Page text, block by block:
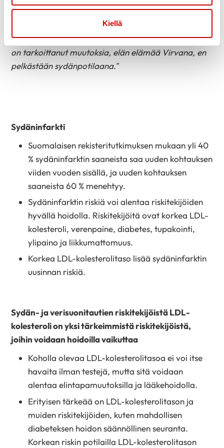
Kiellä
ajattelua”, hän naurahtaa.
“Suurin oivallukseni on silti ollut se, ettei sairaus
määritä ihmistä. Minä olen Virva, ja vaikka infarkti
on tarkoittanut muutoksia, elän elämää Virvana, en
pelkästään sydänpotilaana.”
Sydäninfarkti
Suomalaisen rekisteritutkimuksen mukaan yli 40
% sydäninfarktin saaneista saa uuden kohtauksen
viiden vuoden sisällä, ja uuden kohtauksen
saaneista 60 % menehtyy.
Sydäninfarktin riskiä voi alentaa riskitekijöiden
hyvällä hoidolla. Riskitekijöitä ovat korkea LDL-
kolesteroli, verenpaine, diabetes, tupakointi,
ylipaino ja liikkumattomuus.
Korkea LDL-kolesterolitaso lisää sydäninfarktin
uusinnan riskiä.
Sydän- ja verisuonitautien riskitekijöistä LDL-
kolesteroli on yksi tärkeimmistä riskitekijöistä,
joihin voidaan hoidoilla vaikuttaa
Koholla olevaa LDL-kolesterolitasoa ei voi itse
havaita ilman testejä, mutta sitä voidaan
alentaa elintapamuutoksilla ja lääkehoidolla.
Erityisen tärkeää on LDL-kolesterolitason ja
muiden riskitekijöiden, kuten mahdollisen
diabeteksen hoidon säännöllinen seuranta.
Korkean riskin potilailla LDL-kolesterolitason